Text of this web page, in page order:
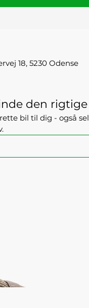
18, 5230 Odense
den rigtige
bil til dig - også